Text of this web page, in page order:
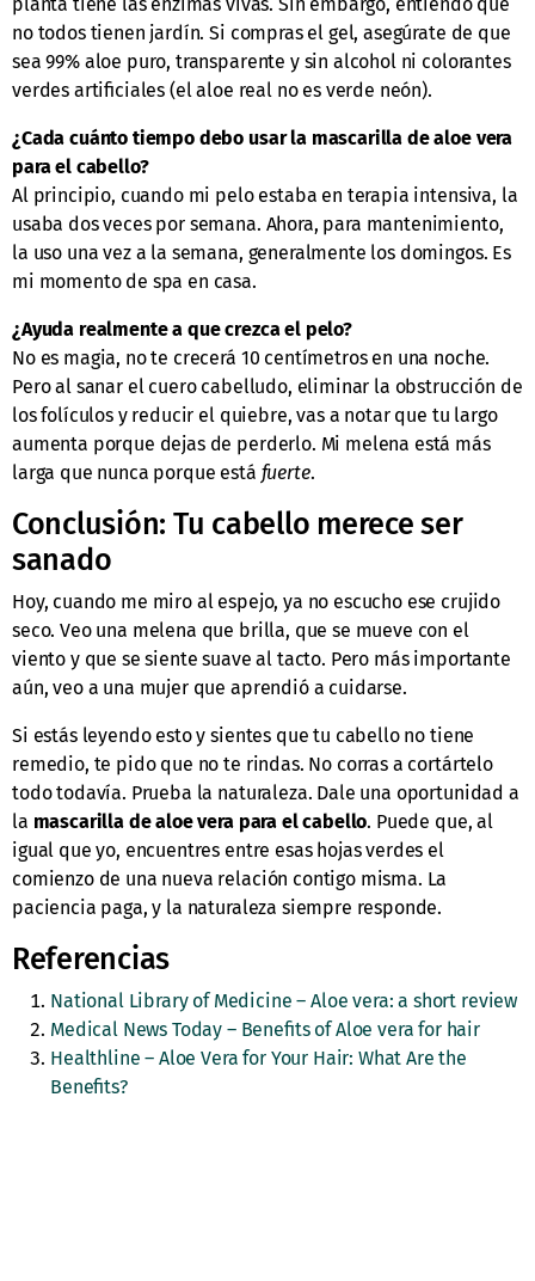
no todos tienen jardín. Si compras el gel, asegúrate de que
sea 99% aloe puro, transparente y sin alcohol ni colorantes
verdes artificiales (el aloe real no es verde neón).
¿Cada cuánto tiempo debo usar la mascarilla de aloe vera
para el cabello?
Al principio, cuando mi pelo estaba en terapia intensiva, la
usaba dos veces por semana. Ahora, para mantenimiento,
la uso una vez a la semana, generalmente los domingos. Es
mi momento de spa en casa.
¿Ayuda realmente a que crezca el pelo?
No es magia, no te crecerá 10 centímetros en una noche.
Pero al sanar el cuero cabelludo, eliminar la obstrucción de
los folículos y reducir el quiebre, vas a notar que tu largo
aumenta porque dejas de perderlo. Mi melena está más
larga que nunca porque está fuerte.
Conclusión: Tu cabello merece ser
sanado
Hoy, cuando me miro al espejo, ya no escucho ese crujido
seco. Veo una melena que brilla, que se mueve con el
viento y que se siente suave al tacto. Pero más importante
aún, veo a una mujer que aprendió a cuidarse.
Si estás leyendo esto y sientes que tu cabello no tiene
remedio, te pido que no te rindas. No corras a cortártelo
todo todavía. Prueba la naturaleza. Dale una oportunidad a
la mascarilla de aloe vera para el cabello. Puede que, al
igual que yo, encuentres entre esas hojas verdes el
comienzo de una nueva relación contigo misma. La
paciencia paga, y la naturaleza siempre responde.
Referencias
National Library of Medicine – Aloe vera: a short review
Medical News Today – Benefits of Aloe vera for hair
Healthline – Aloe Vera for Your Hair: What Are the
Benefits?